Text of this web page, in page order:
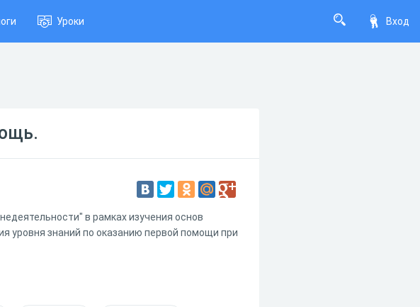
Вход
Уроки
в рамках изучения основ
уровня знаний по оказанию первой помощи при